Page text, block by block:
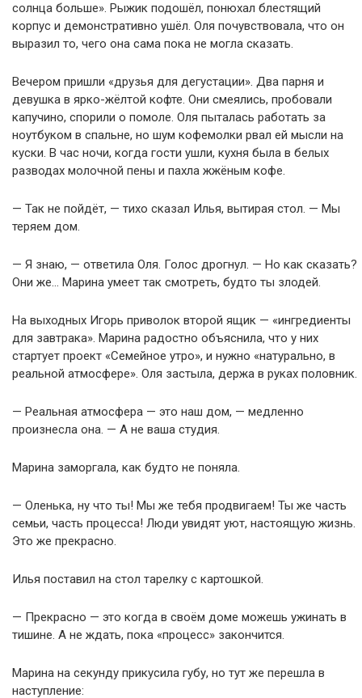
солнца больше». Рыжик подошёл, понюхал блестящий
корпус и демонстративно ушёл. Оля почувствовала, что он
выразил то, чего она сама пока не могла сказать.
Вечером пришли «друзья для дегустации». Два парня и
девушка в ярко-жёлтой кофте. Они смеялись, пробовали
капучино, спорили о помоле. Оля пыталась работать за
ноутбуком в спальне, но шум кофемолки рвал ей мысли на
куски. В час ночи, когда гости ушли, кухня была в белых
разводах молочной пены и пахла жжёным кофе.
— Так не пойдёт, — тихо сказал Илья, вытирая стол. — Мы
теряем дом.
— Я знаю, — ответила Оля. Голос дрогнул. — Но как сказать?
Они же… Марина умеет так смотреть, будто ты злодей.
На выходных Игорь приволок второй ящик — «ингредиенты
для завтрака». Марина радостно объяснила, что у них
стартует проект «Семейное утро», и нужно «натурально, в
реальной атмосфере». Оля застыла, держа в руках половник.
— Реальная атмосфера — это наш дом, — медленно
произнесла она. — А не ваша студия.
Марина заморгала, как будто не поняла.
— Оленька, ну что ты! Мы же тебя продвигаем! Ты же часть
семьи, часть процесса! Люди увидят уют, настоящую жизнь.
Это же прекрасно.
Илья поставил на стол тарелку с картошкой.
— Прекрасно — это когда в своём доме можешь ужинать в
тишине. А не ждать, пока «процесс» закончится.
Марина на секунду прикусила губу, но тут же перешла в
наступление: